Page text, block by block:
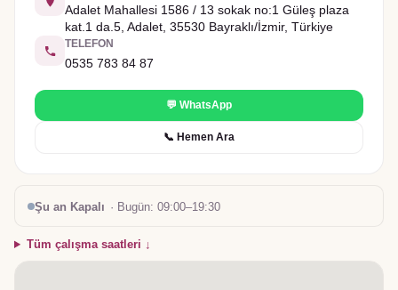
Adalet Mahallesi 1586 / 13 sokak no:1 Güleş plaza
kat.1 da.5, Adalet, 35530 Bayraklı/İzmir, Türkiye
TELEFON
0535 783 84 87
💬 WhatsApp
📞 Hemen Ara
Şu an Kapalı · Bugün: 09:00–19:30
Tüm çalışma saatleri ↓